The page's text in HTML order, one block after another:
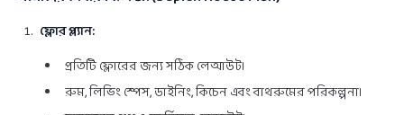
ফ্লোর প্ল্যান:
প্রতিটি ফ্লোরের জন্য সঠিক লেআউট।
রুম, লিভিং স্পেস, ডাইনিং, কিচেন এবং বাথরুমের পরিকল্পনা।